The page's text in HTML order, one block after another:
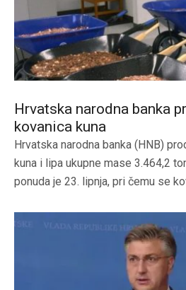
Hrvatska narodna banka
kovanica kuna
Hrvatska narodna banka (HNB)
kuna i lipa ukupne mase 3.464,2
ponuda je 23. lipnja, pri čemu se